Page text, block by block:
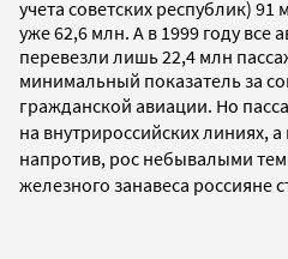
учета советских республик)
уже 62,6 млн. А в 1999 году все
перевезли лишь 22,4 млн
минимальный показатель за
гражданской авиации. Но
на внутрироссийских линиях,
напротив, рос небывалыми
железного занавеса россияне